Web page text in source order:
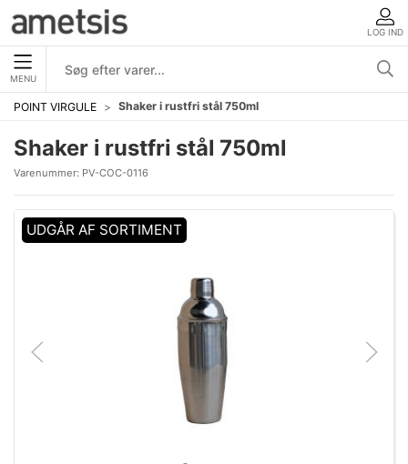
LOG IND
MENU
POINT VIRGULE Shaker i rustfri stål 750ml
Shaker i rustfri stål 750ml
Varenummer: PV-COC-0116
UDGÅR AF SORTIMENT